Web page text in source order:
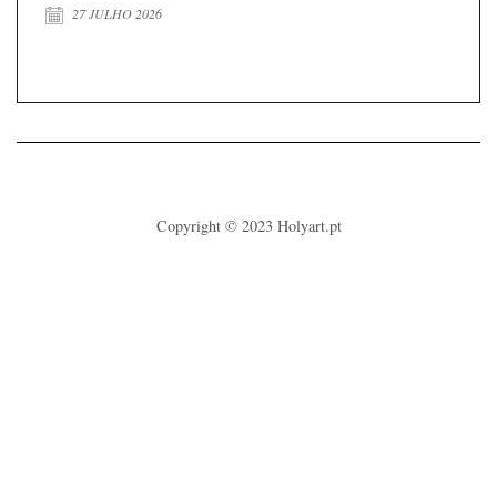
27 JULHO 2026
Copyright © 2023 Holyart.pt